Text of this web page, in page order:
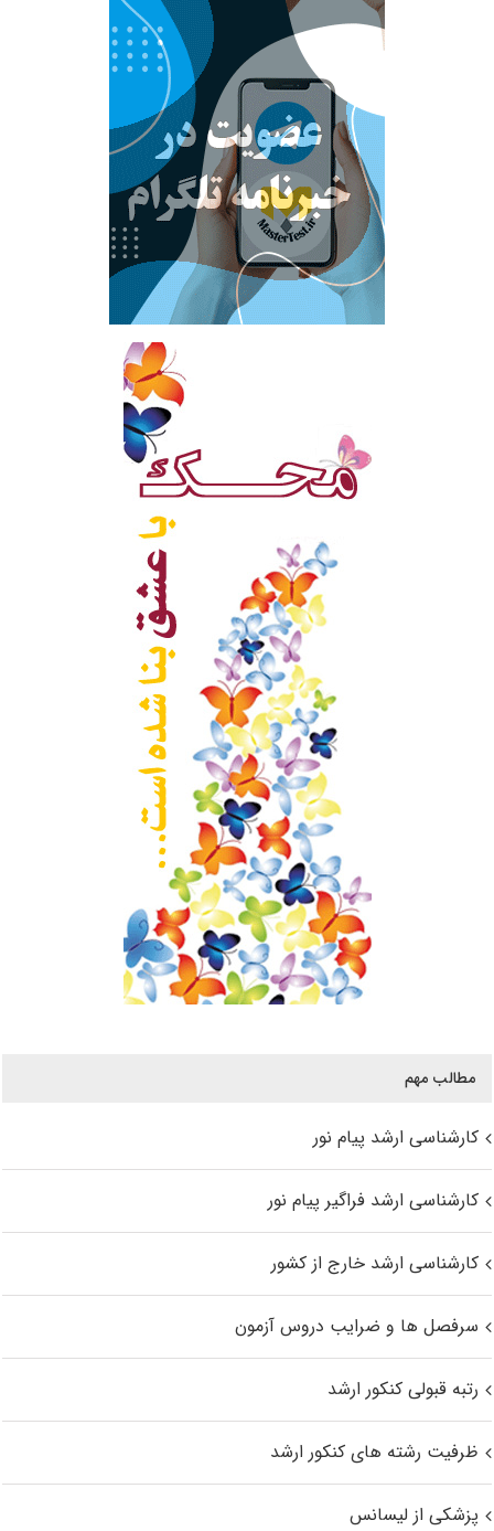
مطالب مهم
کارشناسی ارشد پیام نور
کارشناسی ارشد فراگیر پیام نور
کارشناسی ارشد خارج از کشور
سرفصل ها و ضرایب دروس آزمون
رتبه قبولی کنکور ارشد
ظرفیت رشته های کنکور ارشد
پزشکی از لیسانس